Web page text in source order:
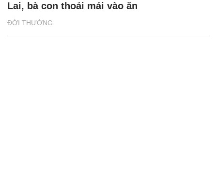
ĐỜI THƯỜNG
Lai, bà con thoải mái vào ăn